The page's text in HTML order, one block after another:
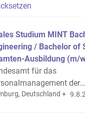
Studium MINT
/ Bachelor of
Ausbildung (m/
für das
der
Deutschland +